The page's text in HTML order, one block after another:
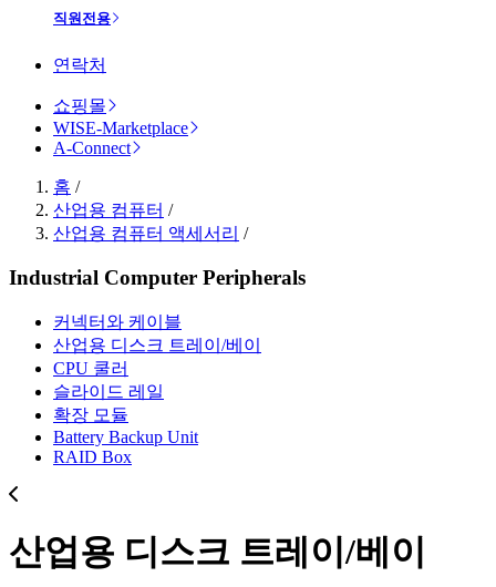
직원전용
연락처
쇼핑몰
WISE-Marketplace
A-Connect
홈 /
산업용 컴퓨터 /
산업용 컴퓨터 액세서리 /
Industrial Computer Peripherals
커넥터와 케이블
산업용 디스크 트레이/베이
CPU 쿨러
슬라이드 레일
확장 모듈
Battery Backup Unit
RAID Box
산업용 디스크 트레이/베이